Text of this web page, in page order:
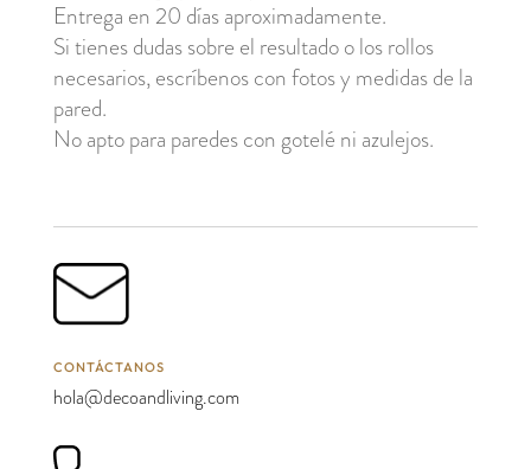
Entrega en 20 días aproximadamente.
Si tienes dudas sobre el resultado o los rollos
necesarios, escríbenos con fotos y medidas de la
pared.
No apto para paredes con gotelé ni azulejos.
CONTÁCTANOS
hola@decoandliving.com